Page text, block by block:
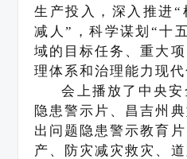
生产投入，深入推进
减人”，科学谋划“十
域的目标任务、重大
理体系和治理能力现代
会上播放了中央
隐患警示片、昌吉州
出问题隐患警示教育
产、防灾减灾救灾、